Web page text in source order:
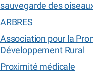
sauvegarde des
ARBRES
Association pour la
Développement Rural
Proximité médicale